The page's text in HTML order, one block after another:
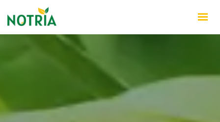
INÍCIO
QUEM SOMOS
PRODUTOS
NOTÍCIAS